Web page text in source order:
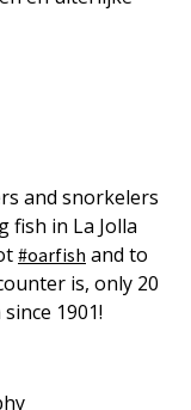
and snorkelers
fish in La Jolla
#oarfish and to
is, only 20
1901!